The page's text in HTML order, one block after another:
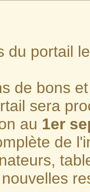
du portail
de bons
sera
au 1er
de